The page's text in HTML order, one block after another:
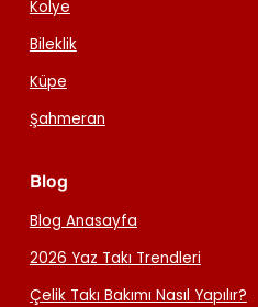
Kolye
Bileklik
Küpe
Şahmeran
Blog
Blog Anasayfa
2026 Yaz Takı Trendleri
Çelik Takı Bakımı Nasıl Yapılır?